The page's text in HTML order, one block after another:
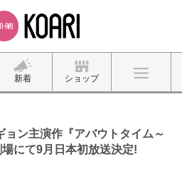
新着 ショップ
ョン主演作『アバウトタイム～
にて9月日本初放送決定!